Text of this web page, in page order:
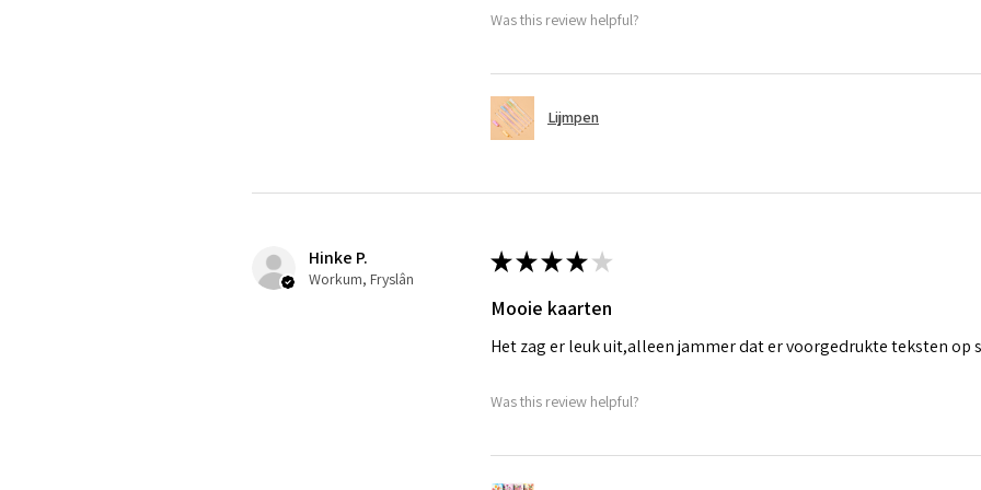
Was this review helpful?
Lijmpen
Hinke P.
Workum, Fryslân
★★★★ ★
Mooie kaarten
Het zag er leuk uit,alleen jammer dat er voorgedrukte teksten op
Was this review helpful?